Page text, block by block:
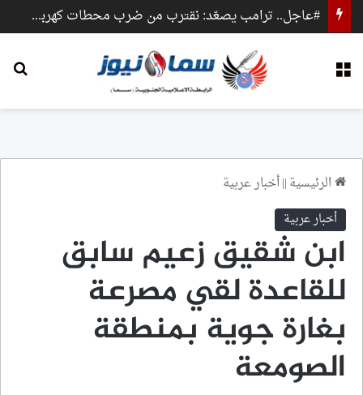
#عاجل.. ترامب يصعّد: نقترب من ضرب محطات كهرباء وجسور داخل إيران
الرئيسية||أخبار عربية
أخبار عربية
ابن شقيق زعيم سابق
للقاعدة لقي مصرعة
بغارة جوية بمنطقة
الصومعة